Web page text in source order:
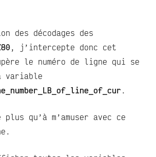
des décodages des
, j’intercepte donc cet
le numéro de ligne qui se
variable
.
qu’à m’amuser avec ce